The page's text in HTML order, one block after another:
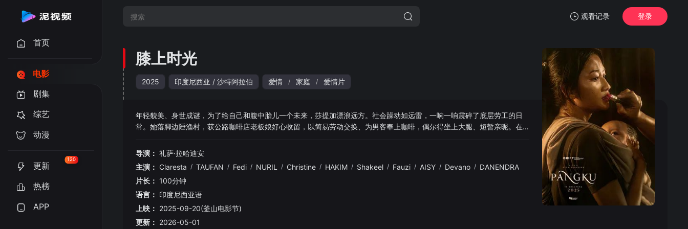
观看记录
暂无观看影片的记录
登录
首页
电影
剧集
综艺
动漫
更新
120
热榜
APP
膝上时光
2025 印度尼西亚 / 沙特阿拉伯 爱情 / 家庭 / 爱情片
年轻貌美、身世成谜，为了给自己和腹中胎儿一个未来，莎提加漂浪远方。社会躁动如远雷，一响一响震碎了底层劳工的日
常。她落脚边陲渔村，获公路咖啡店老板娘好心收留，以简易劳动交换、为男客奉上咖啡，偶尔得坐上大腿、短暂亲昵。在
靠的港湾，以及为儿子找到父亲的希望。
导演： 礼萨·拉哈迪安
主演： Claresta / TAUFAN / Fedi / NURIL / Christine / HAKIM / Shakeel / Fauzi / AISY / Devano / DANENDRA
片长： 100分钟
语言： 印度尼西亚语
上映： 2025-09-20(釜山电影节)
更新： 2026-05-01